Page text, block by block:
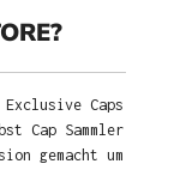
Caps
Cap Sammler
gemacht um